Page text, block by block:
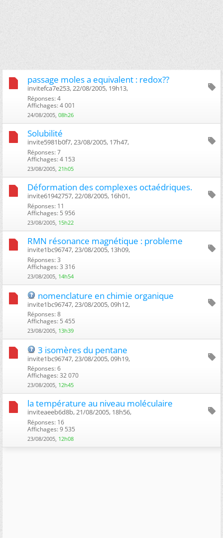
passage moles a equivalent : redox??
invitefca7e253, 22/08/2005, 19h13, ‎
Réponses: 4
Affichages: 4 001
24/08/2005, 08h26
Solubilité
invite5981b0f7, 23/08/2005, 17h47, ‎
Réponses: 7
Affichages: 4 153
23/08/2005, 21h05
Déformation des complexes octaédriques.
invite61942757, 22/08/2005, 16h01, ‎
Réponses: 11
Affichages: 5 956
23/08/2005, 15h22
RMN résonance magnétique : probleme
invite1bc96747, 23/08/2005, 13h09, ‎
Réponses: 3
Affichages: 3 316
23/08/2005, 14h54
nomenclature en chimie organique
invite1bc96747, 23/08/2005, 09h12, ‎
Réponses: 8
Affichages: 5 455
23/08/2005, 13h39
3 isomères du pentane
invite1bc96747, 23/08/2005, 09h19, ‎
Réponses: 6
Affichages: 32 070
23/08/2005, 12h45
la température au niveau moléculaire
inviteaeeb6d8b, 21/08/2005, 18h56, ‎
Réponses: 16
Affichages: 9 535
23/08/2005, 12h08